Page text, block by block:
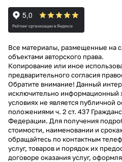
Все материалы, размещенные на
объектами авторского права.
Копирование или иное
предварительного согласия
Обратите внимание! Данный
исключительно информационный
условиях не является публичной
положениями ч. 2 ст. 437
Федерации. Для получения
стоимости, наименовании и
обращайтесь по контактным
услуг, товаров и порядок их
договоре оказания услуг,